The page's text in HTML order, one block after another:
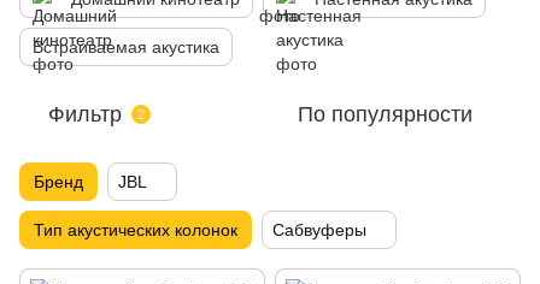
Встраиваемая акустика
Фильтр 2 По популярности
Бренд JBL
Тип акустических колонок Сабвуферы